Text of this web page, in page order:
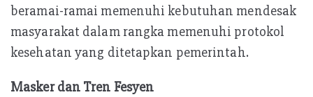
beramai-ramai memenuhi kebutuhan mendesak
masyarakat dalam rangka memenuhi protokol
kesehatan yang ditetapkan pemerintah.
Masker dan Tren Fesyen